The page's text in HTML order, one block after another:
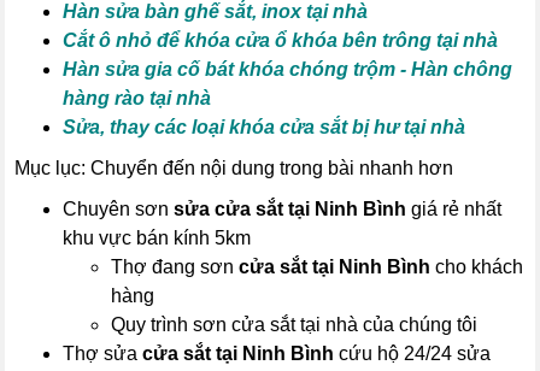
Hàn sửa bàn ghế sắt, inox tại nhà
Cắt ô nhỏ để khóa cửa ổ khóa bên trông tại nhà
Hàn sửa gia cố bát khóa chóng trộm - Hàn chông
hàng rào tại nhà
Sửa, thay các loại khóa cửa sắt bị hư tại nhà
Mục lục: Chuyển đến nội dung trong bài nhanh hơn
Chuyên sơnsửa cửa sắt tại Ninh Bình giá rẻ nhất
khu vực bán kính 5km
Thợ đang sơncửa sắt tại Ninh Bình cho khách
hàng
Quy trình sơn cửa sắt tại nhà của chúng tôi
Thợ sửacửa sắt tại Ninh Bình cứu hộ 24/24 sửa